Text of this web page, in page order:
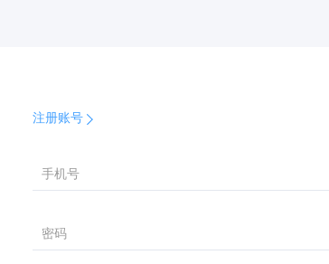
注册账号
手机号
密码